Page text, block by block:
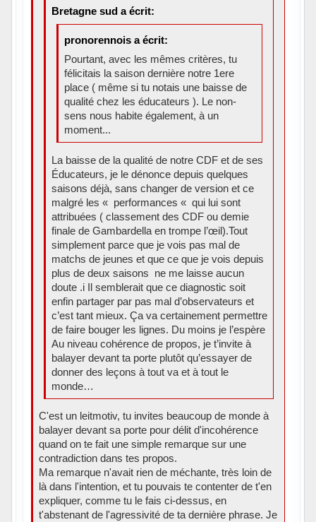
Bretagne sud a écrit:
pronorennois a écrit:
Pourtant, avec les mêmes critères, tu
félicitais la saison dernière notre 1ere
place ( même si tu notais une baisse de
qualité chez les éducateurs ). Le non-
sens nous habite également, à un
moment...
La baisse de la qualité de notre CDF et de ses
Éducateurs, je le dénonce depuis quelques
saisons déjà, sans changer de version et ce
malgré les « performances « qui lui sont
attribuées ( classement des CDF ou demie
finale de Gambardella en trompe l’œil).Tout
simplement parce que je vois pas mal de
matchs de jeunes et que ce que je vois depuis
plus de deux saisons ne me laisse aucun
doute .i Il semblerait que ce diagnostic soit
enfin partager par pas mal d’observateurs et
c’est tant mieux. Ça va certainement permettre
de faire bouger les lignes. Du moins je l’espère
Au niveau cohérence de propos, je t’invite à
balayer devant ta porte plutôt qu’essayer de
donner des leçons à tout va et à tout le
monde…
C'est un leitmotiv, tu invites beaucoup de monde à
balayer devant sa porte pour délit d'incohérence
quand on te fait une simple remarque sur une
contradiction dans tes propos.
Ma remarque n'avait rien de méchante, très loin de
là dans l'intention, et tu pouvais te contenter de t'en
expliquer, comme tu le fais ci-dessus, en
t'abstenant de l'agressivité de ta dernière phrase. Je